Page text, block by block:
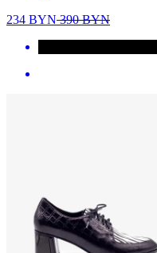
234 BYN390BYN